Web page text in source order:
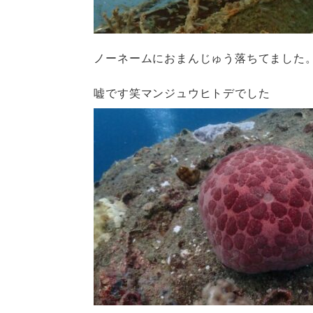
ノーネームにおまんじゅう落ちてました
嘘です笑マンジュウヒトデでした